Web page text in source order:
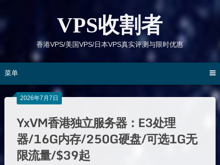
VPS收割者
香港VPS/美国VPS/日本VPS真实评测与限时优惠
菜单
2026年7月7日
YxVM香港独立服务器：E3处理
器/16G内存/250G硬盘/可选1G无
限流量/$39起